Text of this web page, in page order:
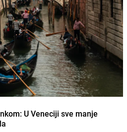
U Veneciji sve manje